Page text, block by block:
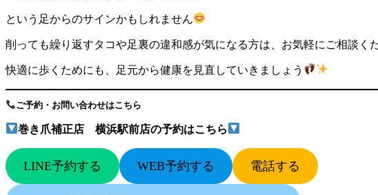
という足からのサインかもしれません
削っても繰り返すタコや足裏の違和感が気になる方は、お気軽にご相談くだ
快適に歩くためにも、足元から健康を見直していきましょう
ご予約・お問い合わせはこちら
巻き爪補正店 横浜駅前店の予約はこちら
LINE予約する WEB予約する 電話する